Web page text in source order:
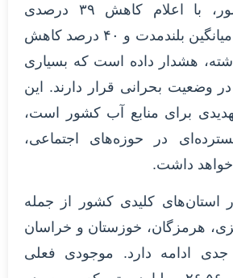
داده‌های آب کشور، با اعلام کاهش ۳۹ درصدی
بارش‌ها نسبت به میانگین بلندمدت و ۴۰ درصد کاهش
هشدار داده است که بسیاری
وضعیت بحرانی قرار دارند. این
برای منابع آب کشور است،
در حوزه‌های اجتماعی،
خواهد داشت.
استان‌های کلیدی کشور از جمله
هرمزگان، خوزستان و خراسان
ادامه دارد. موجودی فعلی